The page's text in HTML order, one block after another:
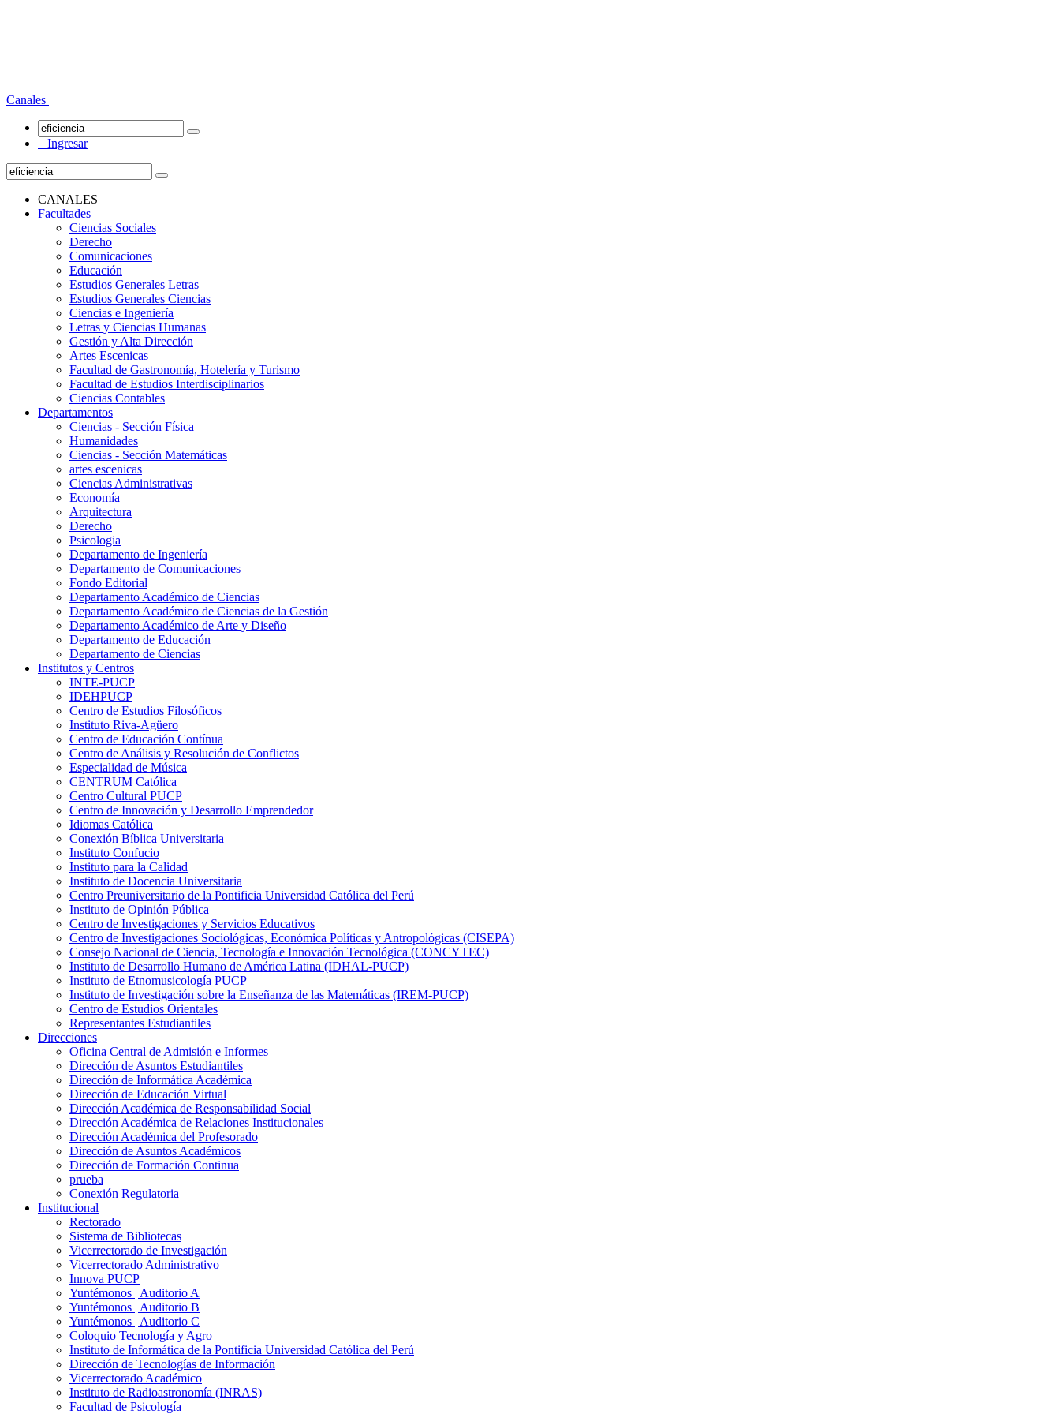
Canales
Ingresar
CANALES
Facultades
Ciencias Sociales
Derecho
Comunicaciones
Educación
Estudios Generales Letras
Estudios Generales Ciencias
Ciencias e Ingeniería
Letras y Ciencias Humanas
Gestión y Alta Dirección
Artes Escenicas
Facultad de Gastronomía, Hotelería y Turismo
Facultad de Estudios Interdisciplinarios
Ciencias Contables
Departamentos
Ciencias - Sección Física
Humanidades
Ciencias - Sección Matemáticas
artes escenicas
Ciencias Administrativas
Economía
Arquitectura
Derecho
Psicologia
Departamento de Ingeniería
Departamento de Comunicaciones
Fondo Editorial
Departamento Académico de Ciencias
Departamento Académico de Ciencias de la Gestión
Departamento Académico de Arte y Diseño
Departamento de Educación
Departamento de Ciencias
Institutos y Centros
INTE-PUCP
IDEHPUCP
Centro de Estudios Filosóficos
Instituto Riva-Agüero
Centro de Educación Contínua
Centro de Análisis y Resolución de Conflictos
Especialidad de Música
CENTRUM Católica
Centro Cultural PUCP
Centro de Innovación y Desarrollo Emprendedor
Idiomas Católica
Conexión Bíblica Universitaria
Instituto Confucio
Instituto para la Calidad
Instituto de Docencia Universitaria
Centro Preuniversitario de la Pontificia Universidad Católica del Perú
Instituto de Opinión Pública
Centro de Investigaciones y Servicios Educativos
Centro de Investigaciones Sociológicas, Económica Políticas y Antropológicas (CISEPA)
Consejo Nacional de Ciencia, Tecnología e Innovación Tecnológica (CONCYTEC)
Instituto de Desarrollo Humano de América Latina (IDHAL-PUCP)
Instituto de Etnomusicología PUCP
Instituto de Investigación sobre la Enseñanza de las Matemáticas (IREM-PUCP)
Centro de Estudios Orientales
Representantes Estudiantiles
Direcciones
Oficina Central de Admisión e Informes
Dirección de Asuntos Estudiantiles
Dirección de Informática Académica
Dirección de Educación Virtual
Dirección Académica de Responsabilidad Social
Dirección Académica de Relaciones Institucionales
Dirección Académica del Profesorado
Dirección de Asuntos Académicos
Dirección de Formación Continua
prueba
Conexión Regulatoria
Institucional
Rectorado
Sistema de Bibliotecas
Vicerrectorado de Investigación
Vicerrectorado Administrativo
Innova PUCP
Yuntémonos | Auditorio A
Yuntémonos | Auditorio B
Yuntémonos | Auditorio C
Coloquio Tecnología y Agro
Instituto de Informática de la Pontificia Universidad Católica del Perú
Dirección de Tecnologías de Información
Vicerrectorado Académico
Instituto de Radioastronomía (INRAS)
Facultad de Psicología